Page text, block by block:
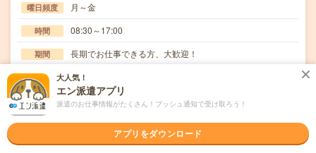
曜日頻度 月～金
時間 08:30～17:00
期間 長期でお仕事できる方、大歓迎！
時給 時給1200円
交通費
金属部品の研磨作業。最大10kgのものを手で持って磨くの
で体力が必要【取扱製品情報】半導体製造装置≪…
大人気！
エン派遣アプリ
派遣のお仕事情報がたくさん！プッシュ通知で受け取ろう！
アプリをダウンロード